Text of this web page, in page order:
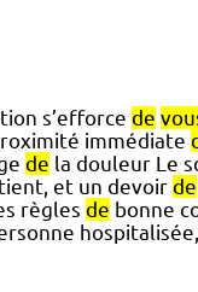
s’efforce de
immédiate
de la douleur Le
et un devoir de
règles de bonne